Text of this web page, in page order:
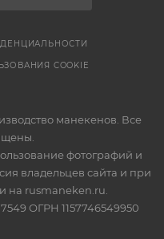
COOKIE
манекенов. Все
фотографий и
владельцев сайта и при
на rusmaneken.ru.
ОГРН 1157746549950